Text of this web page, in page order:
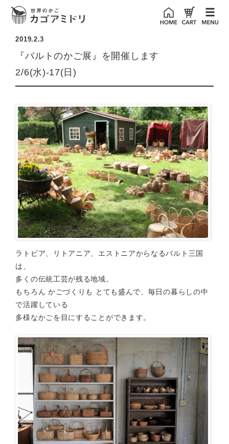
2019.2.3
『バルトのかご展』を開催します
2/6(水)-17(日)
ラトビア、リトアニア、エストニアからなるバルト三国
は、
多くの伝統工芸が残る地域。
もちろん かごづくりも とても盛んで、毎日の暮らしの中
で活躍している
多様なかごを目にすることができます。